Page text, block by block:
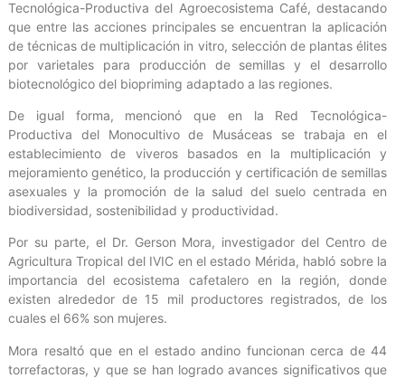
Tecnológica-Productiva del Agroecosistema Café, destacando
que entre las acciones principales se encuentran la aplicación
de técnicas de multiplicación in vitro, selección de plantas élites
por varietales para producción de semillas y el desarrollo
biotecnológico del biopriming adaptado a las regiones.
De igual forma, mencionó que en la Red Tecnológica-
Productiva del Monocultivo de Musáceas se trabaja en el
establecimiento de viveros basados en la multiplicación y
mejoramiento genético, la producción y certificación de semillas
asexuales y la promoción de la salud del suelo centrada en
biodiversidad, sostenibilidad y productividad.
Por su parte, el Dr. Gerson Mora, investigador del Centro de
Agricultura Tropical del IVIC en el estado Mérida, habló sobre la
importancia del ecosistema cafetalero en la región, donde
existen alrededor de 15 mil productores registrados, de los
cuales el 66% son mujeres.
Mora resaltó que en el estado andino funcionan cerca de 44
torrefactoras, y que se han logrado avances significativos que